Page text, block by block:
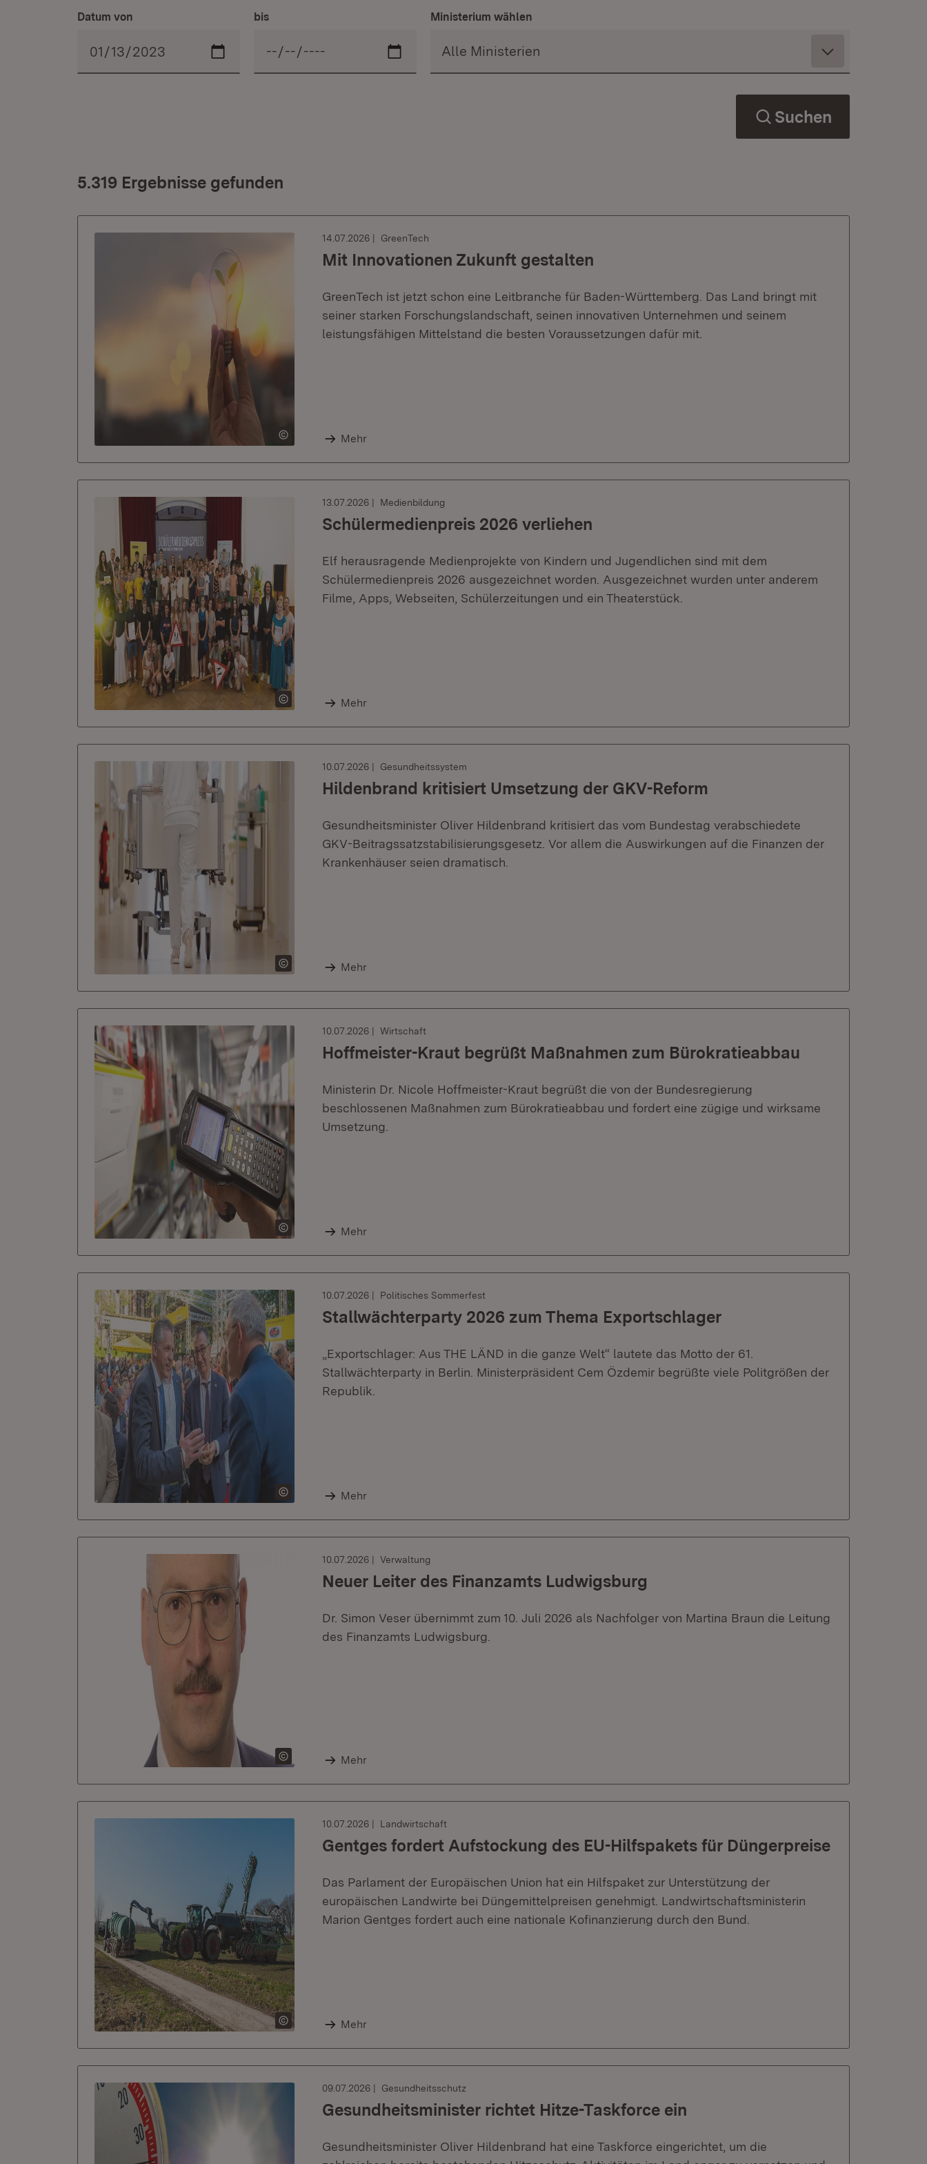
Datum von bis Ministerium wählen
Suchen
5.319 Ergebnisse gefunden
14.07.2026 GreenTech
Mit Innovationen Zukunft gestalten
GreenTech ist jetzt schon eine Leitbranche für Baden-Württemberg. Das Land bringt mit
seiner starken Forschungslandschaft, seinen innovativen Unternehmen und seinem
leistungsfähigen Mittelstand die besten Voraussetzungen dafür mit.
Mehr
13.07.2026 Medienbildung
Schülermedienpreis 2026 verliehen
Elf herausragende Medienprojekte von Kindern und Jugendlichen sind mit dem
Schülermedienpreis 2026 ausgezeichnet worden. Ausgezeichnet wurden unter anderem
Filme, Apps, Webseiten, Schülerzeitungen und ein Theaterstück.
Mehr
10.07.2026 Gesundheitssystem
Hildenbrand kritisiert Umsetzung der GKV-Reform
Gesundheitsminister Oliver Hildenbrand kritisiert das vom Bundestag verabschiedete
GKV-Beitragssatzstabilisierungsgesetz. Vor allem die Auswirkungen auf die Finanzen der
Krankenhäuser seien dramatisch.
Mehr
10.07.2026 Wirtschaft
Hoffmeister-Kraut begrüßt Maßnahmen zum Bürokratieabbau
Ministerin Dr. Nicole Hoffmeister-Kraut begrüßt die von der Bundesregierung
beschlossenen Maßnahmen zum Bürokratieabbau und fordert eine zügige und wirksame
Umsetzung.
Mehr
10.07.2026 Politisches Sommerfest
Stallwächterparty 2026 zum Thema Exportschlager
„Exportschlager: Aus THE LÄND in die ganze Welt“ lautete das Motto der 61.
Stallwächterparty in Berlin. Ministerpräsident Cem Özdemir begrüßte viele Politgrößen der
Republik.
Mehr
10.07.2026 Verwaltung
Neuer Leiter des Finanzamts Ludwigsburg
Dr. Simon Veser übernimmt zum 10. Juli 2026 als Nachfolger von Martina Braun die Leitung
des Finanzamts Ludwigsburg.
Mehr
10.07.2026 Landwirtschaft
Gentges fordert Aufstockung des EU-Hilfspakets für Düngerpreise
Das Parlament der Europäischen Union hat ein Hilfspaket zur Unterstützung der
europäischen Landwirte bei Düngemittelpreisen genehmigt. Landwirtschaftsministerin
Marion Gentges fordert auch eine nationale Kofinanzierung durch den Bund.
Mehr
09.07.2026 Gesundheitsschutz
Gesundheitsminister richtet Hitze-Taskforce ein
Gesundheitsminister Oliver Hildenbrand hat eine Taskforce eingerichtet, um die